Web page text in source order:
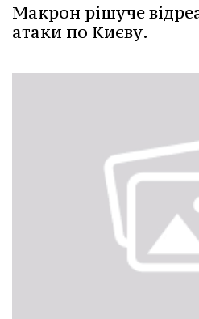
Макрон рішуче
атаки по Києву.